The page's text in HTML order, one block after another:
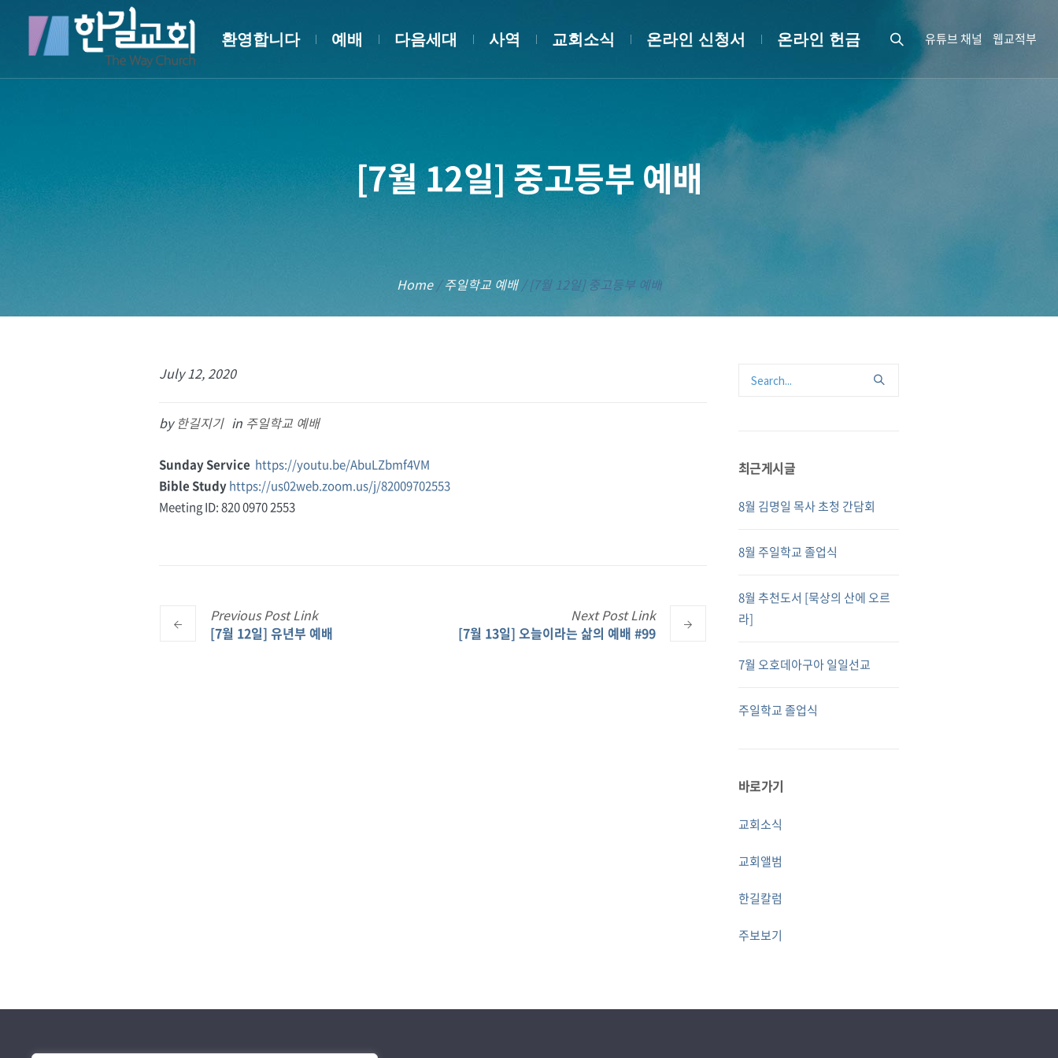
유튜브 채널 웹교적부
환영합니다 예배 다음세대 사역 교회소식 온라인 신청서 온라인 헌금
[7월 12일] 중고등부 예배
Home /주일학교 예배 /[7월 12일] 중고등부 예배
July 12, 2020
by 한길지기 in 주일학교 예배
Sunday Service https://youtu.be/AbuLZbmf4VM
Bible Studyhttps://us02web.zoom.us/j/82009702553
Meeting ID: 820 0970 2553
PreviousPostLink
[7월 12일] 유년부 예배
NextPostLink
[7월 13일] 오늘이라는 삶의 예배 #99
최근게시글
8월 김명일 목사 초청 간담회
8월 주일학교 졸업식
8월 추천도서 [묵상의 산에 오르
라]
7월 오호데아구아 일일선교
주일학교 졸업식
바로가기
교회소식
교회앨범
한길칼럼
주보보기